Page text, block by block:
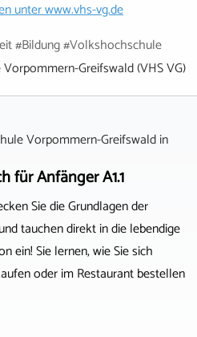
unterwww.vhs-vg.de
#Bildung #Volkshochschule
Greifswald (VHS VG)
Vorpommern-Greifswaldin
für Anfänger A1.1
Sie die Grundlagen der
tauchen direkt in die lebendige
ein! Sie lernen, wie Sie sich
oder im Restaurant bestellen